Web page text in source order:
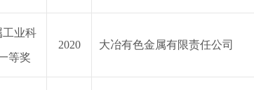
工业科
等奖
2020 大冶有色金属有限责任公司